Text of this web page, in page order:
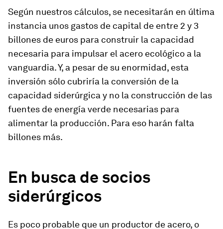
Según nuestros cálculos, se necesitarán en última
instancia unos gastos de capital de entre 2 y 3
billones de euros para construir la capacidad
necesaria para impulsar el acero ecológico a la
vanguardia. Y, a pesar de su enormidad, esta
inversión sólo cubriría la conversión de la
capacidad siderúrgica y no la construcción de las
fuentes de energía verde necesarias para
alimentar la producción. Para eso harán falta
billones más.
En busca de socios
siderúrgicos
Es poco probable que un productor de acero, o